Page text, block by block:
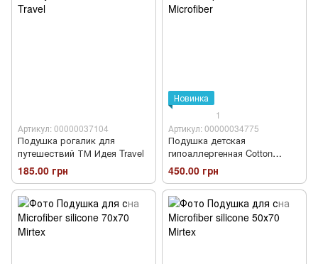
Артикул: 00000037104
Подушка рогалик для
путешествий ТМ Идея Travel
185.00 грн
Новинка
1
Артикул: 00000034775
Подушка детская
гипоаллергенная Cotton
Microfiber
450.00 грн